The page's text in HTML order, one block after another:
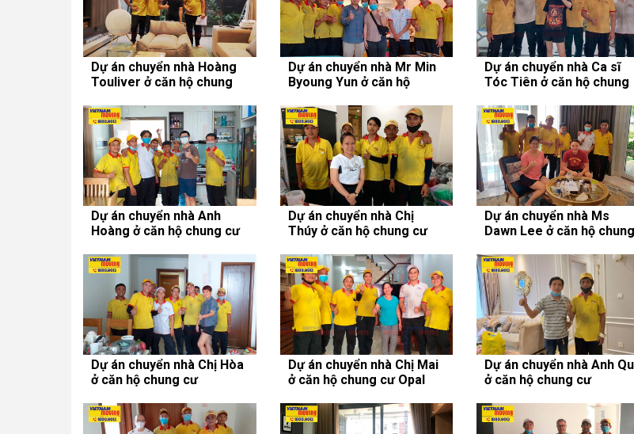
Dự án chuyển nhà Hoàng
Touliver ở căn hộ chung
Dự án chuyển nhà Mr Min
Byoung Yun ở căn hộ
Dự án chuyển nhà Ca sĩ
Tóc Tiên ở căn hộ chung
Dự án chuyển nhà Anh
Hoàng ở căn hộ chung cư
Dự án chuyển nhà Chị
Thúy ở căn hộ chung cư
Dự án chuyển nhà Ms
Dawn Lee ở căn hộ chung
Dự án chuyển nhà Chị Hòa
ở căn hộ chung cư
Dự án chuyển nhà Chị Mai
ở căn hộ chung cư Opal
Dự án chuyển nhà Anh
ở căn hộ chung cư